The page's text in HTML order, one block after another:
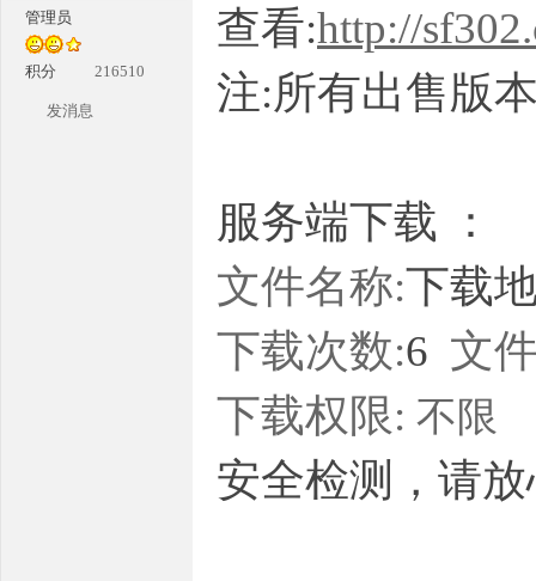
管理员
积分 216510
发消息
查看:http://
注:所有出售版
服务端下载 ：
文件名称:下载
下载次数:6 文
下载权限: 不限
安全检测，请